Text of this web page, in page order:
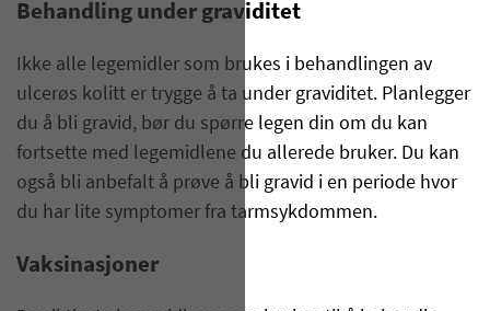
Behandling under graviditet
Ikke alle legemidler som brukes i behandlingen av
ulcerøs kolitt er trygge å ta under graviditet. Planlegger
du å bli gravid, bør du spørre legen din om du kan
fortsette med legemidlene du allerede bruker. Du kan
også bli anbefalt å prøve å bli gravid i en periode hvor
du har lite symptomer fra tarmsykdommen.
Vaksinasjoner